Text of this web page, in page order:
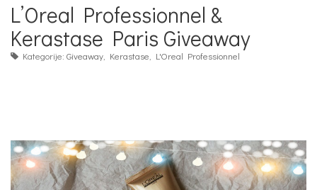
L’Oreal Professionnel &
Kerastase Paris Giveaway
Kategorije: Giveaway Kerastase L'Oreal Professionnel